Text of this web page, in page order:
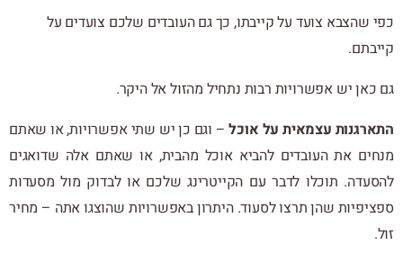
כפי שהצבא צועד על קייבתו, כך גם העובדים שלכם צועדים על
קייבתם.
גם כאן יש אפשרויות רבות נתחיל מהזול אל היקר.
התארגנות עצמאית על אוכל– וגם כן יש שתי אפשרויות, או שאתם
מנחים את העובדים להביא אוכל מהבית, או שאתם אלה שדואגים
להסעדה. תוכלו לדבר עם הקייטרינג שלכם או לבדוק מול מסעדות
ספציפיות שהן תרצו לסעוד. היתרון באפשרויות שהוצגו אתה – מחיר
זול.